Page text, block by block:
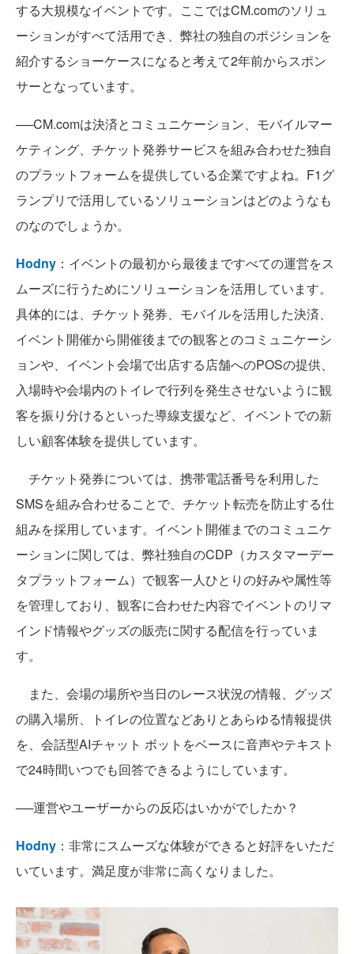
する大規模なイベントです。ここではCM.comのソリュ
ーションがすべて活用でき、弊社の独自のポジションを
紹介するショーケースになると考えて2年前からスポン
サーとなっています。
──CM.comは決済とコミュニケーション、モバイルマー
ケティング、チケット発券サービスを組み合わせた独自
のプラットフォームを提供している企業ですよね。F1グ
ランプリで活用しているソリューションはどのようなも
のなのでしょうか。
Hodny ：イベントの最初から最後まですべての運営をス
ムーズに行うためにソリューションを活用しています。
具体的には、チケット発券、モバイルを活用した決済、
イベント開催から開催後までの観客とのコミュニケーシ
ョンや、イベント会場で出店する店舗へのPOSの提供、
入場時や会場内のトイレで行列を発生させないように観
客を振り分けるといった導線支援など、イベントでの新
しい顧客体験を提供しています。
チケット発券については、携帯電話番号を利用した
SMSを組み合わせることで、チケット転売を防止する仕
組みを採用しています。イベント開催までのコミュニケ
ーションに関しては、弊社独自のCDP（カスタマーデー
タプラットフォーム）で観客一人ひとりの好みや属性等
を管理しており、観客に合わせた内容でイベントのリマ
インド情報やグッズの販売に関する配信を行っていま
す。
また、会場の場所や当日のレース状況の情報、グッズ
の購入場所、トイレの位置などありとあらゆる情報提供
を、会話型AIチャット ボットをベースに音声やテキスト
で24時間いつでも回答できるようにしています。
──運営やユーザーからの反応はいかがでしたか？
Hodny ：非常にスムーズな体験ができると好評をいただ
いています。満足度が非常に高くなりました。